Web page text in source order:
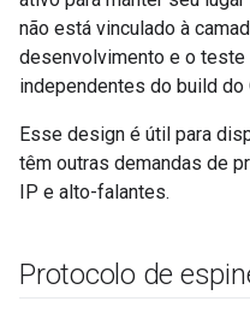
não está vinculado à
desenvolvimento e o
independentes do build do
Esse design é útil para
têm outras demandas de
IP e alto-falantes.
Protocolo de